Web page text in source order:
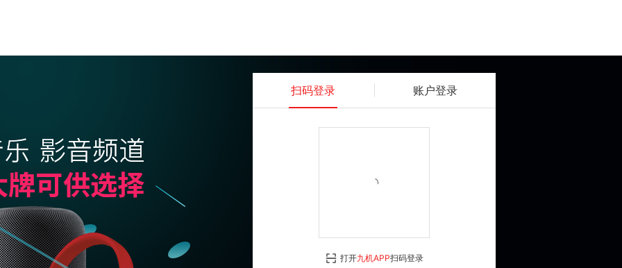
扫码登录 账户登录
登 录
打开九机APP扫码登录